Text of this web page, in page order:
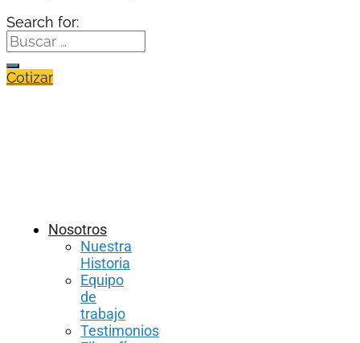
Search for:
Cotizar
Nosotros
Nuestra
Historia
Equipo
de
trabajo
Testimonios